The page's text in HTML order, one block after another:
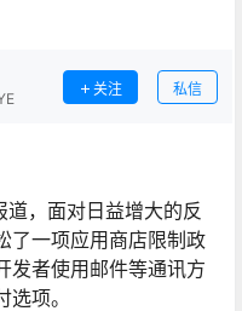
关注 私信
，面对日益增大的反
了一项应用商店限制政
发者使用邮件等通讯方
项。